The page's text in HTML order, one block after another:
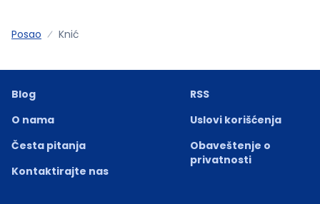
Posao Knić
Blog
O nama
Česta pitanja
Kontaktirajte nas
RSS
Uslovi korišćenja
Obaveštenje o
privatnosti